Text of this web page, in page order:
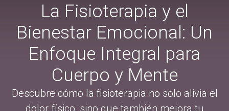
La Fisioterapia y el
Bienestar Emocional: Un
Enfoque Integral para
Cuerpo y Mente
Descubre cómo la fisioterapia no solo alivia el